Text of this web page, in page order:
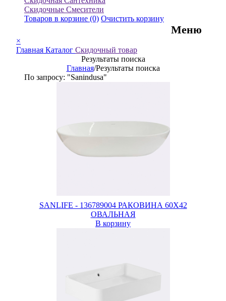
Скидочные Смесители
Товаров в корзине (0) Очистить корзину
Меню
×
Главная Каталог Скидочный товар
Результаты поиска
Главная/Результаты поиска
По запросу: "Sanindusa"
SANLIFE - 136789004 РАКОВИНА 60X42
ОВАЛЬНАЯ
В корзину